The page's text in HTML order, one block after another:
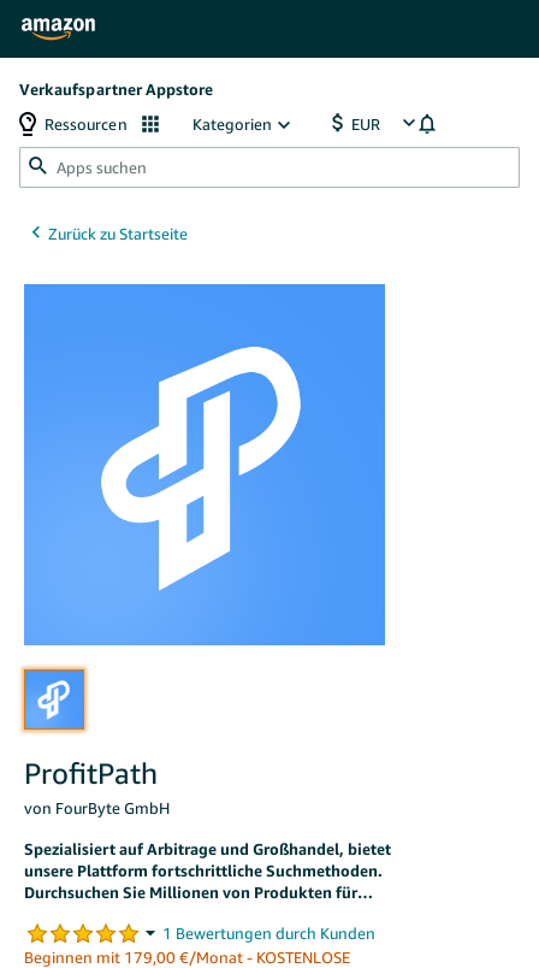
Verkaufspartner Appstore
Ressourcen
Kategorien
ProfitPath
von FourByte GmbH
Spezialisiert auf Arbitrage und Großhandel, bietet
unsere Plattform fortschrittliche Suchmethoden.
Durchsuchen Sie Millionen von Produkten für
Beginnen mit 179,00 €/Monat - KOSTENLOSE